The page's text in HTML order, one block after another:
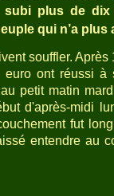
plus de dix
qui n’a plus
souffler.
ont réussi à
petit matin
d'après-midi
fut
entendre au